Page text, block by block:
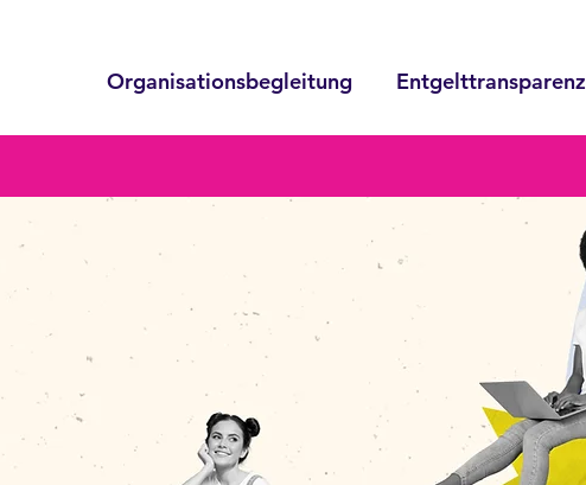
Organisationsbegleitung Entgelttransparenz